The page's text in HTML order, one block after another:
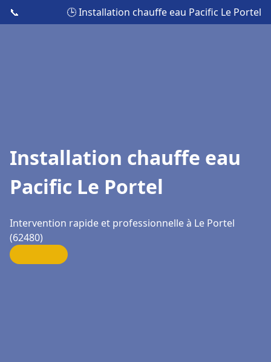
📞 🕒 Installation chauffe eau Pacific Le Portel
Installation chauffe eau
Pacific Le Portel
Intervention rapide et professionnelle à Le Portel
(62480)